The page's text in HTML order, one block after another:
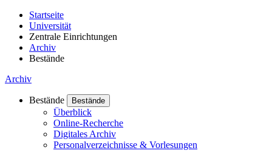
Startseite
Universität
Zentrale Einrichtungen
Archiv
Bestände
Archiv
Bestände Bestände
Überblick
Online-Recherche
Digitales Archiv
Personalverzeichnisse & Vorlesungen